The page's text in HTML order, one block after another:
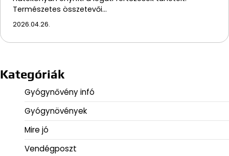
Természetes összetevői…
2026.04.26.
Kategóriák
Gyógynővény infó
Gyógynövények
Mire jó
Vendégposzt